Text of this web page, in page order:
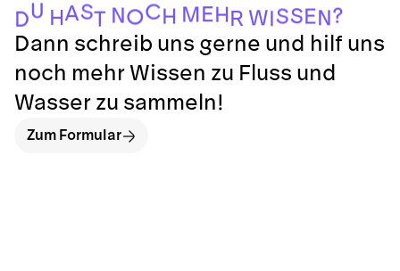
DU HAST NOCH M E H R WISSEN?
Dann schreib uns gerne und hilf uns
noch mehr Wissen zu Fluss und
Wasser zu sammeln!
Zum Formular